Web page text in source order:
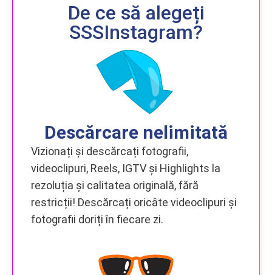
De ce să alegeți
SSSInstagram?
Descărcare nelimitată
Vizionați și descărcați fotografii,
videoclipuri, Reels, IGTV și Highlights la
rezoluția și calitatea originală, fără
restricții! Descărcați oricâte videoclipuri și
fotografii doriți în fiecare zi.